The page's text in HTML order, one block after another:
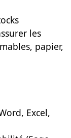
les
papier,
Excel,